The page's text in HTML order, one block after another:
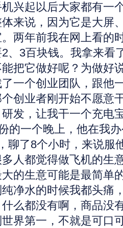
起以后大家都有一
来说，因为它是大屏
两年前我在网上看的
、3百块钱。我拿来看
把它做好呢？为做好
一个创业团队，跟他
创业者刚开始不愿意
发，让我干一个充电
的一个晚上，他在我
聊了8个小时，来说服
人都觉得做飞机的生
的生意可能是最简单
净水的时候我都头痛
么都没有啊，商品没
界第一，不就是可口